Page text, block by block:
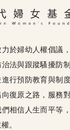
於婦幼人權倡議
法與跟蹤騷擾防
行預防教育與制
復原之路，服務對
相信人生而平等
。